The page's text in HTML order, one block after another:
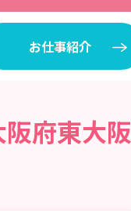
お仕事紹介
府東大阪